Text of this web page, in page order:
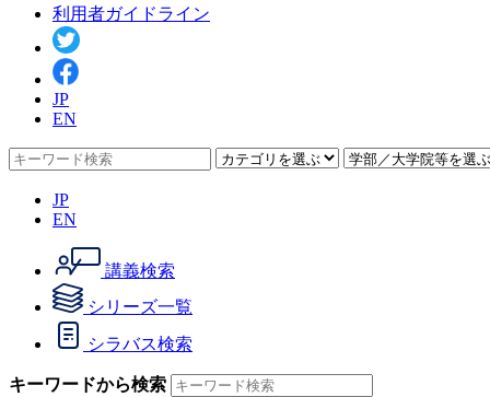
利用者ガイドライン
JP
EN
JP
EN
講義検索
シリーズ一覧
シラバス検索
キーワードから検索